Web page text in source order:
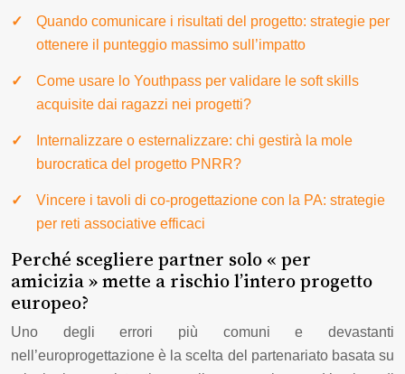
Quando comunicare i risultati del progetto: strategie per
ottenere il punteggio massimo sull’impatto
Come usare lo Youthpass per validare le soft skills
acquisite dai ragazzi nei progetti?
Internalizzare o esternalizzare: chi gestirà la mole
burocratica del progetto PNRR?
Vincere i tavoli di co-progettazione con la PA: strategie
per reti associative efficaci
Perché scegliere partner solo « per
amicizia » mette a rischio l’intero progetto
europeo?
Uno degli errori più comuni e devastanti
nell’europrogettazione è la scelta del partenariato basata su